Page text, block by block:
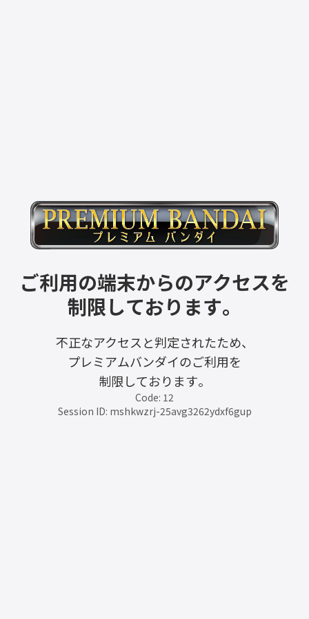
ご利用の端末からのアクセスを
制限しております。
不正なアクセスと判定されたため、
プレミアムバンダイのご利用を
制限しております。
Code: 12
Session ID: mshkwzrj-25avg3262ydxf6gup